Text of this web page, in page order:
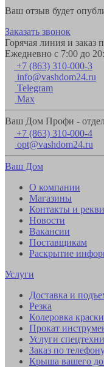
Ваш отзыв будет
Заказать звонок
Горячая линия и заказ
Ежедневно с 7:00 до
+7 (863) 310-000-3
info@vashdom24.ru
Telegram
Max
Ваш Дом Профи -
+7 (863) 310-000-4
opt@vashdom24.ru
Ваш Дом
О компании
Магазины
Контакты и
Новости
Вакансии
Поставщикам
Раскрытие
Услуги
Доставка и
Резка
Колеровка краски
Прокат
Услуги
Заказ по
Крыша вашего